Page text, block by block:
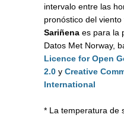
intervalo entre las
pronóstico del
Sariñena es para la
Datos Met Norway,
Licence for Open
2.0 y Creative
International
* La temperatura de